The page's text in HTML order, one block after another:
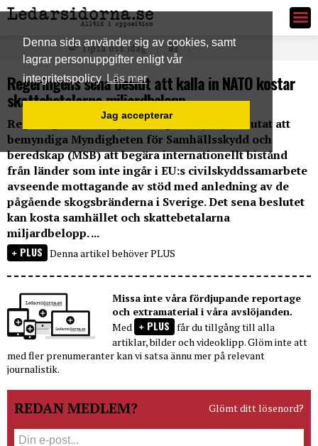
Denna sida använder sig av cookies, samt
lagrar personuppgifter enligt vår
integritetspolicy Läs mer
Jag accepterar
Ledarsidorna.se
Tipsa oss idag
Regeringens sena beslut att kalla in NATO kostar
skattebetalarna miljardbelopp
Regeringen har i dag, torsdagen 26 juli, beslutat att
bemyndiga Myndigheten för Samhällsskydd och
beredskap (MSB) att begära internationellt bistånd
från länder som inte ingår i EU:s civilskyddssamarbete
avseende mottagande av stöd med anledning av de
pågående skogsbränderna i Sverige. Det sena beslutet
kan kosta samhället och skattebetalarna
miljardbelopp. ...
PLUS Denna artikel behöver PLUS
Missa inte våra fördjupande reportage
och extramaterial i våra avslöjanden.
Med
PLUS får du tillgång till alla
artiklar, bilder och videoklipp. Glöm inte att
med fler prenumeranter kan vi satsa ännu mer på relevant
journalistik.
REDAN MEDLEM? Glömt ditt lösenord?